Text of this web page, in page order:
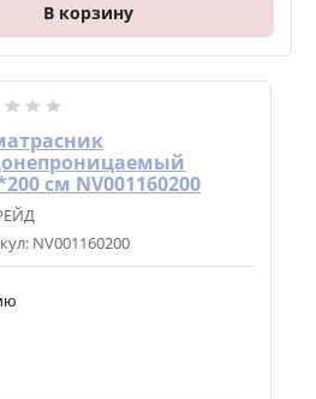
В корзину
см NV001160200
NV001160200